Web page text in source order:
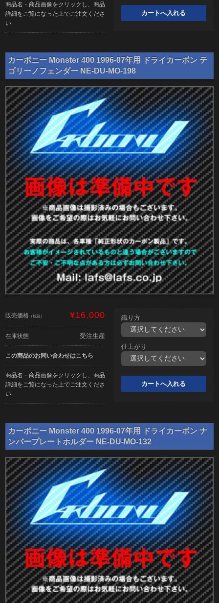
商品名・商品画像をクリックし、商品
詳細をご覧になった上でご注文くださ
い
カーボニー Monster 400 1996-07年用 ドライカーボン テ
ゴリーノフェンダー NE-DU-MO-198
販売価格 （税込） ¥16,000
在庫状態 受注生産
この商品のお問い合わせはこちら
商品名・商品画像をクリックし、商品
詳細をご覧になった上でご注文くださ
い
織り方
仕上がり
カーボニー Monster 400 1996-07年用 ドライカーボン ナ
ンバープレートホルダー NE-DU-MO-132